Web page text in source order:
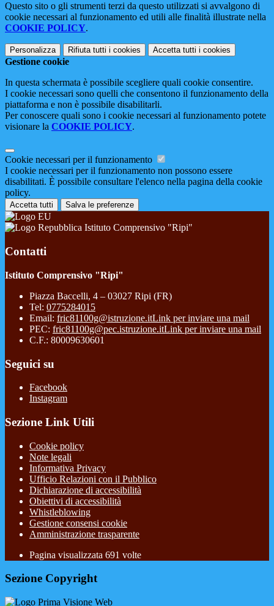
Questo sito o gli strumenti terzi da questo utilizzati si avvalgono di
cookie necessari al funzionamento ed utili alle finalità illustrate nella
COOKIE POLICY.
Personalizza Rifiuta tutti i cookies Accetta tutti i cookies
Gestione cookie
In questa schermata è possibile scegliere quali cookie consentire.
I cookie necessari sono quelli che consentono il funzionamento della
piattaforma e non è possibile disabilitarli.
Per conoscere quali sono i cookie necessari al funzionamento potete
visionare la COOKIE POLICY.
Cookie necessari per il funzionamento
I cookie necessari per il funzionamento non possono essere
disabilitati. È possibile consultare l'elenco nella pagina della cookie
policy.
Accetta tutti Salva le preferenze
Istituto Comprensivo "Ripi"
Contatti
Istituto Comprensivo "Ripi"
Piazza Baccelli, 4 – 03027 Ripi (FR)
Tel: 0775284015
Email: fric81100g@istruzione.itLink per inviare una mail
PEC: fric81100g@pec.istruzione.itLink per inviare una mail
C.F.: 80009630601
Seguici su
Facebook
Instagram
Sezione Link Utili
Cookie policy
Note legali
Informativa Privacy
Ufficio Relazioni con il Pubblico
Dichiarazione di accessibilità
Obiettivi di accessibilità
Whistleblowing
Gestione consensi cookie
Amministrazione trasparente
Pagina visualizzata 691 volte
Sezione Copyright